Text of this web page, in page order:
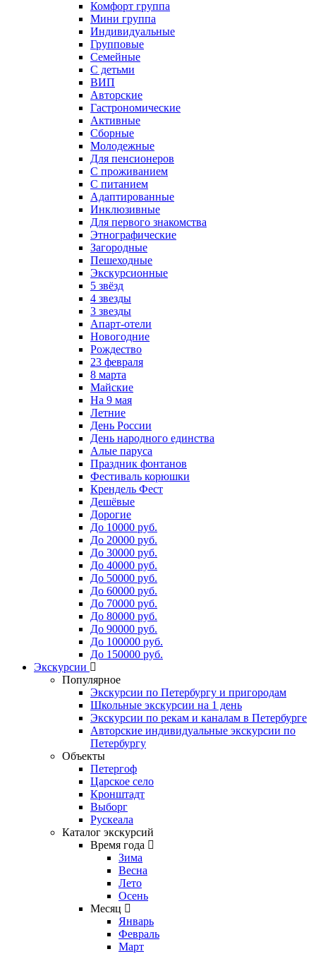
Комфорт группа
Мини группа
Индивидуальные
Групповые
Семейные
С детьми
ВИП
Авторские
Гастрономические
Активные
Сборные
Молодежные
Для пенсионеров
С проживанием
С питанием
Адаптированные
Инклюзивные
Для первого знакомства
Этнографические
Загородные
Пешеходные
Экскурсионные
5 звёзд
4 звезды
3 звезды
Апарт-отели
Новогодние
Рождество
23 февраля
8 марта
Майские
На 9 мая
Летние
День России
День народного единства
Алые паруса
Праздник фонтанов
Фестиваль корюшки
Крендель Фест
Дешёвые
Дорогие
До 10000 руб.
До 20000 руб.
До 30000 руб.
До 40000 руб.
До 50000 руб.
До 60000 руб.
До 70000 руб.
До 80000 руб.
До 90000 руб.
До 100000 руб.
До 150000 руб.
Экскурсии
Популярное
Экскурсии по Петербургу и пригородам
Школьные экскурсии на 1 день
Экскурсии по рекам и каналам в Петербурге
Авторские индивидуальные экскурсии по
Петербургу
Объекты
Петергоф
Царское село
Кронштадт
Выборг
Рускеала
Каталог экскурсий
Время года
Зима
Весна
Лето
Осень
Месяц
Январь
Февраль
Март